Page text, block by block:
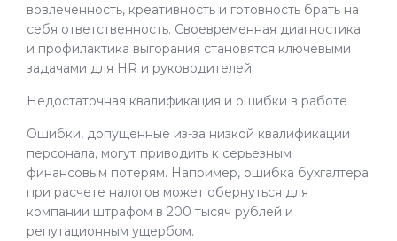
вовлеченность, креативность и готовность брать на
себя ответственность. Своевременная диагностика
и профилактика выгорания становятся ключевыми
задачами для HR и руководителей.
Недостаточная квалификация и ошибки в работе
Ошибки, допущенные из-за низкой квалификации
персонала, могут приводить к серьезным
финансовым потерям. Например, ошибка бухгалтера
при расчете налогов может обернуться для
компании штрафом в 200 тысяч рублей и
репутационным ущербом.